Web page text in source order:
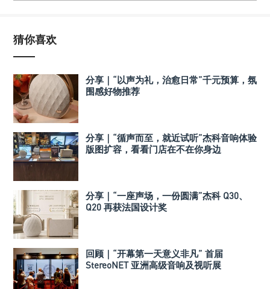
猜你喜欢
分享｜“以声为礼，治愈日常”千元预算，氛
围感好物推荐
分享｜“循声而至，就近试听”杰科音响体验
版图扩容，看看门店在不在你身边
分享｜“一座声场，一份圆满”杰科 Q30、
Q20 再获法国设计奖
回顾｜“开幕第一天意义非凡” 首届
StereoNET 亚洲高级音响及视听展